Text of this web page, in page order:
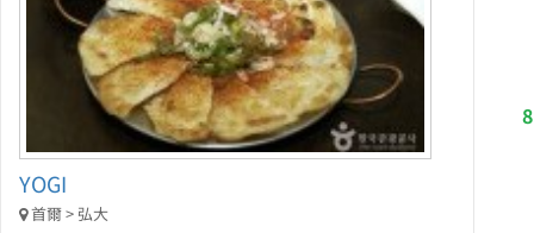
YOGI
首爾 > 弘大